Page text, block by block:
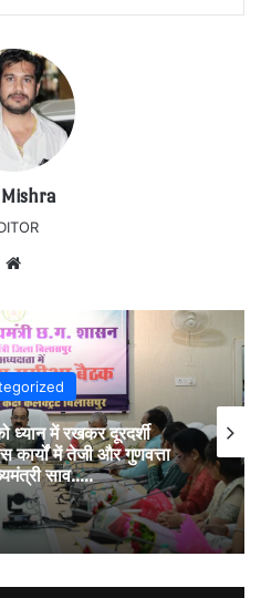
ध्यान में रखकर दूरदर्शी
कार्यों में तेजी और गुणवत्ता
साव…..